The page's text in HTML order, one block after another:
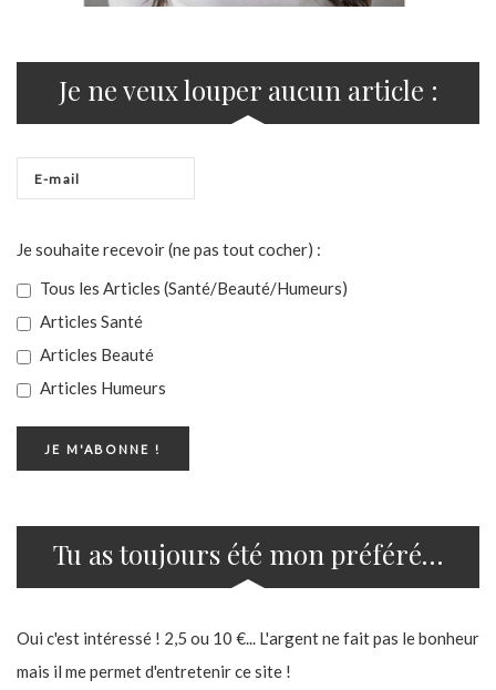
Je ne veux louper aucun article :
Je souhaite recevoir (ne pas tout cocher) :
Tous les Articles (Santé/Beauté/Humeurs)
Articles Santé
Articles Beauté
Articles Humeurs
Tu as toujours été mon préféré…
Oui c'est intéressé ! 2,5 ou 10 €... L'argent ne fait pas le bonheur
mais il me permet d'entretenir ce site !